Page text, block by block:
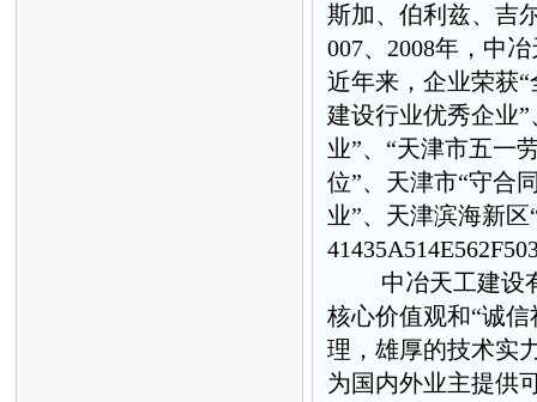
斯加、伯利兹、吉
007、2008年，中
近年来，企业荣获
建设行业优秀企业
业”、“天津市五一
位”、天津市“守合
业”、天津滨海新
中冶天工建设有
核心价值观和“诚
理，雄厚的技术实
为国内外业主提供